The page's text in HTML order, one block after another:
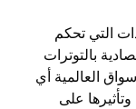
التي تحكم
بالتوترات
العالمية أي
على